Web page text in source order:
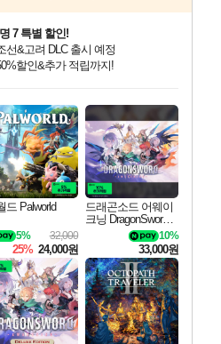
대 90% 할인가를 만나보세요!
이버혜택과 함께 만나보세요!
7 특별 할인!
선&고려 DLC 출시 예정
할인&추가 적립까지!
이버 포인트 혜택까지!
니&베니 혜택까지!
이버 혜택가와 함께 예약하세요!
인&네이버혜택으로 만나보세요!
이버페이 혜택과 만나보세요!
주년 프로모션으로 만나보세요!
인가에 만나보세요!
부 에디션 상시 할인!
택으로 예약 판매 중
안하게 충전하세요
드 Palworld
32,000
5%
25% 24,000원
드래곤소드 어웨이
크닝 DragonSword A
10%
33,000원